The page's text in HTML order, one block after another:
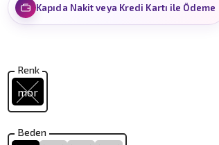
Kapıda Nakit veya Kredi Kartı ile Ödeme
Renk
mor
Beden